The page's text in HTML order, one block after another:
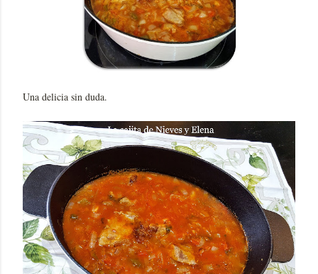
Una delicia sin duda.